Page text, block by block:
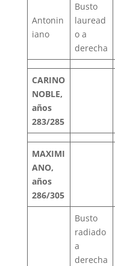
Antonin
iano
Busto
lauread
o a
derecha
CARINO
NOBLE,
años
283/285
MAXIMI
ANO,
años
286/305
Busto
radiado
a
derecha